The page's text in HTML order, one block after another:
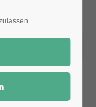
aus Selm
in Selm